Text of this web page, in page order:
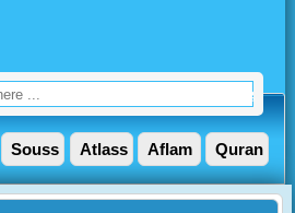
Souss Atlass Aflam Quran